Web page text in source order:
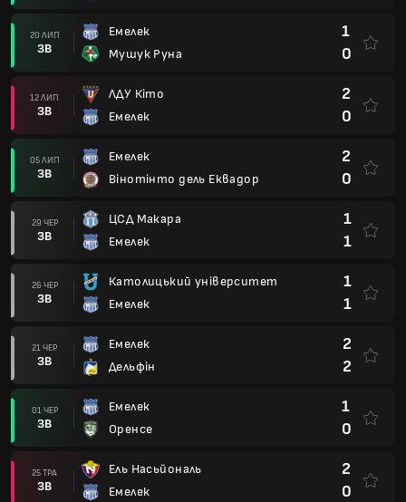
20 ЛИП
ЗВ
Емелек
Мушук Руна
1
0
12 ЛИП
ЗВ
ЛДУ Кіто
Емелек
2
0
05 ЛИП
ЗВ
Емелек
Вінотінто дель Еквадор
2
0
29 ЧЕР
ЗВ
ЦСД Макара
Емелек
1
1
26 ЧЕР
ЗВ
Католицький університет
Емелек
1
1
21 ЧЕР
ЗВ
Емелек
Дельфін
2
2
01 ЧЕР
ЗВ
Емелек
Оренсе
1
0
25 ТРА
ЗВ
Ель Насьйональ
Емелек
2
0